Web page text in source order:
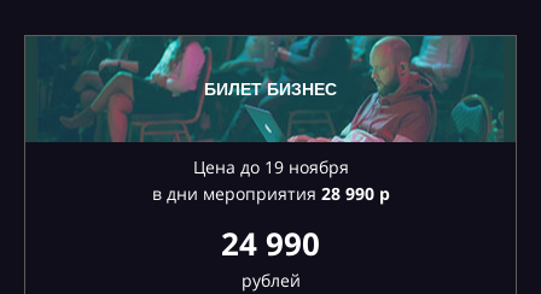
БИЛЕТ БИЗНЕС
Цена до 19 ноября
в дни мероприятия 28990 р
24 990
рублей